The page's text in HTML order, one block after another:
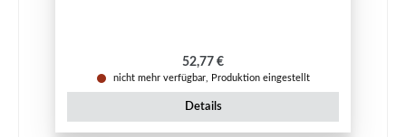
Regulärer Preis:
52,77 €
nicht mehr verfügbar, Produktion eingestellt
Details